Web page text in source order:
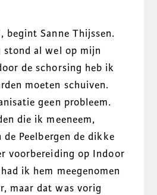
begint Sanne Thijssen.
stond al wel op mijn
de schorsing heb ik
moeten schuiven.
geen probleem.
die ik meeneem,
Peelbergen de dikke
voorbereiding op Indoor
ik hem meegenomen
maar dat was vorig